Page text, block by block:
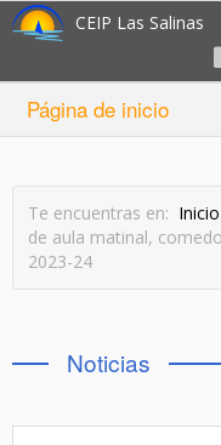
CEIP Las Salinas
Página de inicio
Te encuentras en: Inicio
de aula matinal,
2023-24
Noticias